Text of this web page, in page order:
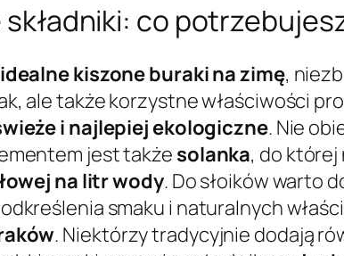
składniki: co
idealne kiszone buraki na zimę,
ale także korzystne właściwości
i najlepiej ekologiczne. Nie
jest także solanka, do
na litr wody. Do słoików warto
smaku i naturalnych
. Niektórzy tradycyjnie dodają